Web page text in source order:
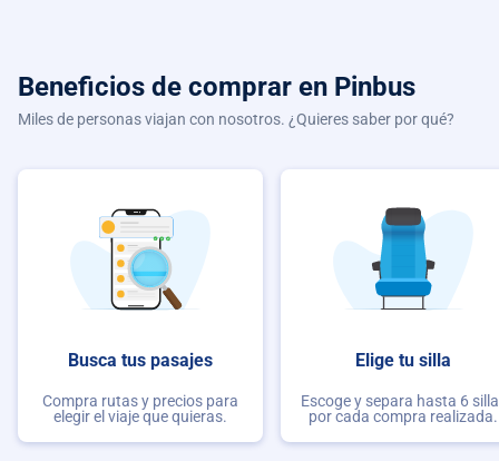
Beneficios de comprar en Pinbus
Miles de personas viajan con nosotros. ¿Quieres saber por qué?
Busca tus pasajes
Compra rutas y precios para
elegir el viaje que quieras.
Elige tu silla
Escoge y separa hasta 6
por cada compra realizada.